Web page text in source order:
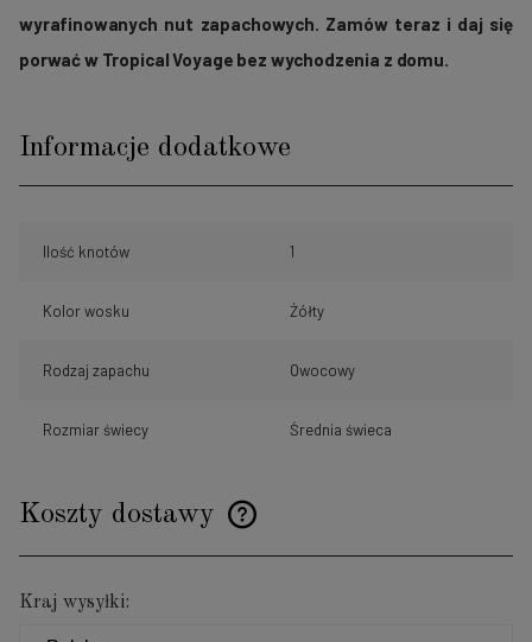
wyrafinowanych nut zapachowych. Zamów teraz i daj się
porwać w Tropical Voyage bez wychodzenia z domu.
Informacje dodatkowe
Ilość knotów 1
Kolor wosku Żółty
Rodzaj zapachu Owocowy
Rozmiar świecy Średnia świeca
Koszty dostawy
Cena nie zawiera ewentualnych kosztów płatności
Kraj wysyłki: